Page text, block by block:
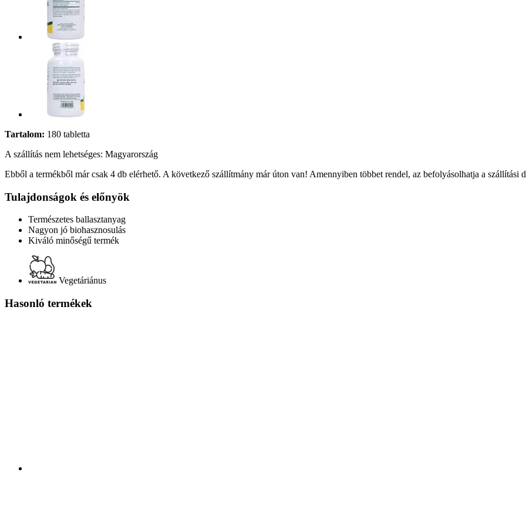
Tartalom: 180 tabletta
A szállítás nem lehetséges: Magyarország
Ebből a termékből már csak 4 db elérhető. A következő szállítmány már úton van! Amennyiben többet rendel, az befolyásolhatja a szállítási
Tulajdonságok és előnyök
Természetes ballasztanyag
Nagyon jó biohasznosulás
Kiváló minőségű termék
Vegetáriánus
Hasonló termékek